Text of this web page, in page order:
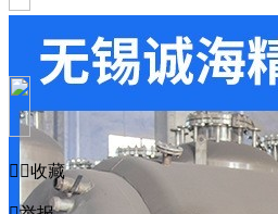
 收藏